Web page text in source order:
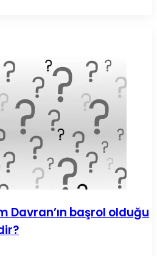
Davran’ın başrol olduğu